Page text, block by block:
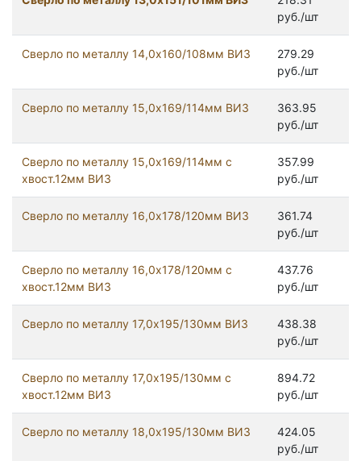
руб./шт
Сверло по металлу 14,0х160/108мм ВИЗ
279.29
руб./шт
Сверло по металлу 15,0х169/114мм ВИЗ
363.95
руб./шт
Сверло по металлу 15,0х169/114мм с
хвост.12мм ВИЗ
357.99
руб./шт
Сверло по металлу 16,0х178/120мм ВИЗ
361.74
руб./шт
Сверло по металлу 16,0х178/120мм с
хвост.12мм ВИЗ
437.76
руб./шт
Сверло по металлу 17,0х195/130мм ВИЗ
438.38
руб./шт
Сверло по металлу 17,0х195/130мм с
хвост.12мм ВИЗ
894.72
руб./шт
Сверло по металлу 18,0х195/130мм ВИЗ
424.05
руб./шт